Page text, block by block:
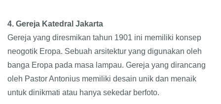
4. Gereja Katedral Jakarta
Gereja yang diresmikan tahun 1901 ini memiliki konsep
neogotik Eropa. Sebuah arsitektur yang digunakan oleh
banga Eropa pada masa lampau. Gereja yang dirancang
oleh Pastor Antonius memiliki desain unik dan menaik
untuk dinikmati atau hanya sekedar berfoto.